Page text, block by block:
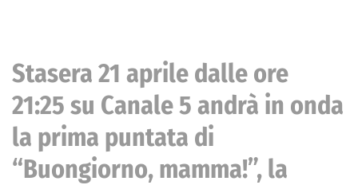
Stasera 21 aprile dalle ore
21:25 su Canale 5 andrà in onda
la prima puntata di
“Buongiorno, mamma!”, la